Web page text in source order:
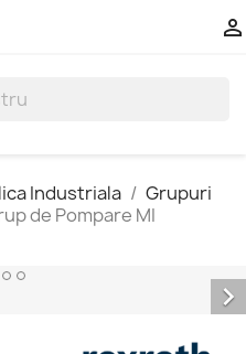

Industriala
Grupuri
de Pompare MI
